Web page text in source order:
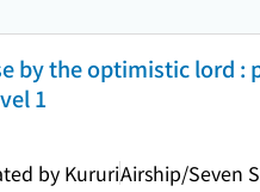
by the optimistic lord
1
by KururiAirship/Seven